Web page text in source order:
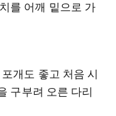
를 어깨 밑으로 가
개도 좋고 처음 시
구부려 오른 다리